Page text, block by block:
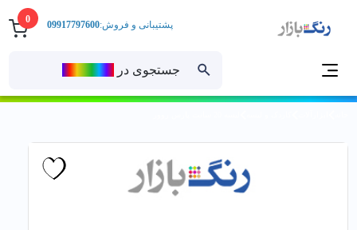
0
جستجوی در
پشتیبانی و فروش:09917797600